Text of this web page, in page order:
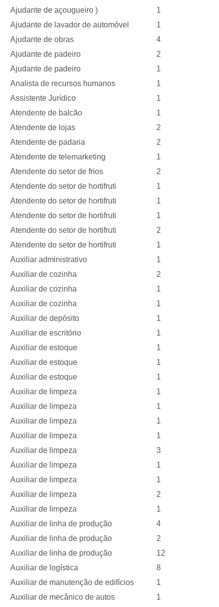
Ajudante de açougueiro )
1
Ajudante de lavador de automóvel
1
Ajudante de obras
4
Ajudante de padeiro
2
Ajudante de padeiro
1
Analista de recursos humanos
1
Assistente Jurídico
1
Atendente de balcão
1
Atendente de lojas
2
Atendente de padaria
2
Atendente de telemarketing
1
Atendente do setor de frios
2
Atendente do setor de hortifruti
1
Atendente do setor de hortifruti
1
Atendente do setor de hortifruti
1
Atendente do setor de hortifruti
2
Atendente do setor de hortifruti
1
Auxiliar administrativo
1
Auxiliar de cozinha
2
Auxiliar de cozinha
1
Auxiliar de cozinha
1
Auxiliar de depósito
1
Auxiliar de escritório
1
Auxiliar de estoque
1
Auxiliar de estoque
1
Auxiliar de estoque
1
Auxiliar de limpeza
1
Auxiliar de limpeza
1
Auxiliar de limpeza
1
Auxiliar de limpeza
1
Auxiliar de limpeza
3
Auxiliar de limpeza
1
Auxiliar de limpeza
1
Auxiliar de limpeza
2
Auxiliar de limpeza
1
Auxiliar de linha de produção
4
Auxiliar de linha de produção
2
Auxiliar de linha de produção
12
Auxiliar de logística
8
Auxiliar de manutenção de edifícios
1
Auxiliar de mecânico de autos
1